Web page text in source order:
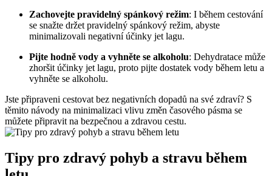
Zachovejte pravidelný spánkový režim: I během cestování
se snažte držet pravidelný spánkový režim, abyste
minimalizovali negativní účinky jet lagu.
Pijte hodně vody a vyhněte se alkoholu: Dehydratace může
zhoršit účinky jet lagu, proto pijte dostatek vody během letu a
vyhněte se alkoholu.
Jste připraveni cestovat bez negativních dopadů na své zdraví? S
těmito návody na minimalizaci vlivu změn časového pásma se
můžete připravit na bezpečnou a zdravou cestu.
Tipy pro zdravý pohyb a stravu během